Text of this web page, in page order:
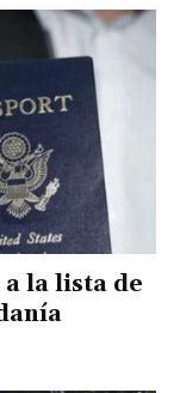
a la lista de